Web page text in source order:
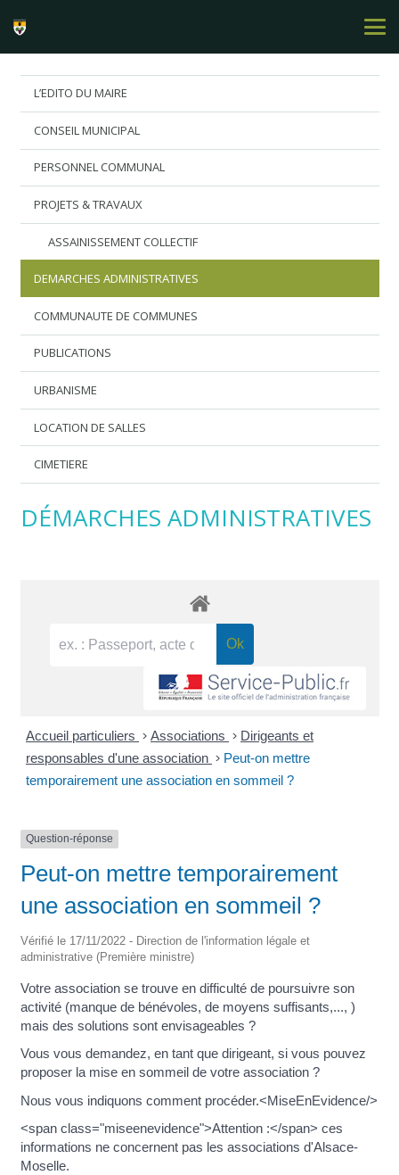
L’EDITO DU MAIRE
CONSEIL MUNICIPAL
PERSONNEL COMMUNAL
PROJETS & TRAVAUX
ASSAINISSEMENT COLLECTIF
DEMARCHES ADMINISTRATIVES
COMMUNAUTE DE COMMUNES
PUBLICATIONS
URBANISME
LOCATION DE SALLES
CIMETIERE
DÉMARCHES ADMINISTRATIVES
Accueil particuliers > Associations > Dirigeants et
responsables d'une association > Peut-on mettre
temporairement une association en sommeil ?
Question-réponse
Peut-on mettre temporairement
une association en sommeil ?
Vérifié le 17/11/2022 - Direction de l'information légale et
administrative (Première ministre)
Votre association se trouve en difficulté de poursuivre son
activité (manque de bénévoles, de moyens suffisants,..., )
mais des solutions sont envisageables ?
Vous vous demandez, en tant que dirigeant, si vous pouvez
proposer la mise en sommeil de votre association ?
Nous vous indiquons comment procéder.<MiseEnEvidence/>
<span class="miseenevidence">Attention :</span> ces
informations ne concernent pas les associations d'Alsace-
Moselle.